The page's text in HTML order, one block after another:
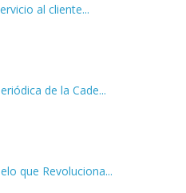
al cliente...
de la Cade...
que Revoluciona...